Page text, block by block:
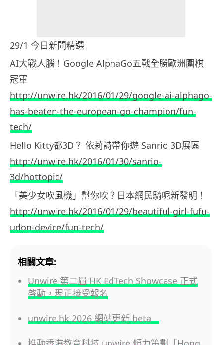
29/1 今日新聞精選
AI大戰人腦！Google AlphaGo五戰全勝歐洲圍棋
冠軍
http://unwire.hk/2016/01/29/google-ai-alphago-
has-beaten-the-european-go-champion/fun-
tech/
Hello Kitty都3D？ 依莉詩帶你遊 Sanrio 3D展區
http://unwire.hk/2016/01/30/sanrio-
3d/hottopic/
「美少女吹風機」幫你吹？日本網民騎呢新發明！
http://unwire.hk/2016/01/29/beautiful-girl-fufu-
udon-device/fun-tech/
相關文章:
Unwire 第二屆 HK EdTech Showcase 正式
啓動，現正接受報名
unwire.hk 2026 網站更新 beta